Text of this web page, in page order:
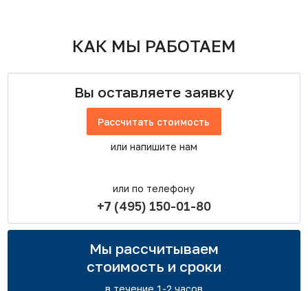
КАК МЫ РАБОТАЕМ
Вы оставляете заявку
Рассчитать стоимость
или напишите нам
или по телефону
+7 (495) 150-01-80
Мы рассчитываем
стоимость и сроки